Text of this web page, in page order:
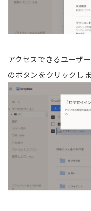
アクセスできるユーザ
のボタンをクリックしま